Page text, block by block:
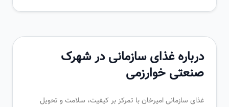
درباره غذای سازمانی در شهرک
صنعتی خوارزمی
غذای سازمانی امیرخان با تمرکز بر کیفیت، سلامت و تحویل